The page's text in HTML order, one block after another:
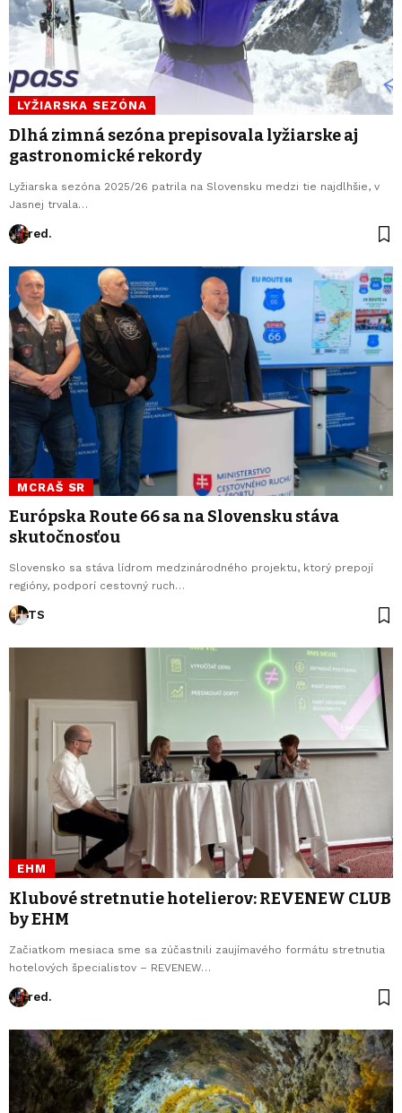
LYŽIARSKA SEZÓNA
Dlhá zimná sezóna prepisovala lyžiarske aj
gastronomické rekordy
Lyžiarska sezóna 2025/26 patrila na Slovensku medzi tie najdlhšie, v
Jasnej trvala…
red.
MCRAŠ SR
Európska Route 66 sa na Slovensku stáva
skutočnosťou
Slovensko sa stáva lídrom medzinárodného projektu, ktorý prepojí
regióny, podporí cestovný ruch…
TS
EHM
Klubové stretnutie hotelierov: REVENEW CLUB
by EHM
Začiatkom mesiaca sme sa zúčastnili zaujímavého formátu stretnutia
hotelových špecialistov – REVENEW…
red.